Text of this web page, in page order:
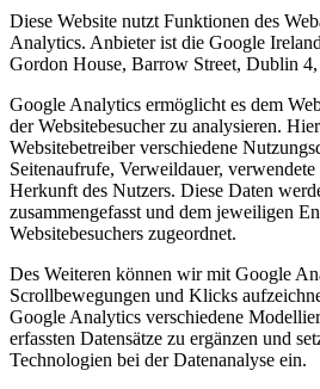
Diese Website nutzt Funktionen des
Analytics. Anbieter ist die Google
Gordon House, Barrow Street, Dublin
Google Analytics ermöglicht es dem
der Websitebesucher zu analysieren.
Websitebetreiber verschiedene
Seitenaufrufe, Verweildauer, verwendete
Herkunft des Nutzers. Diese Daten
zusammengefasst und dem jeweiligen
Websitebesuchers zugeordnet.
Des Weiteren können wir mit Google
Scrollbewegungen und Klicks
Google Analytics verschiedene
erfassten Datensätze zu ergänzen und
Technologien bei der Datenanalyse ein.